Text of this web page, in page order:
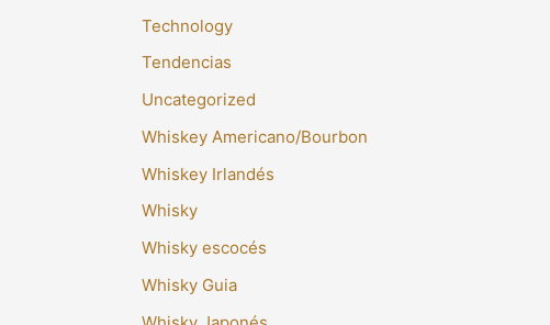
Technology
Tendencias
Uncategorized
Whiskey Americano/Bourbon
Whiskey Irlandés
Whisky
Whisky escocés
Whisky Guia